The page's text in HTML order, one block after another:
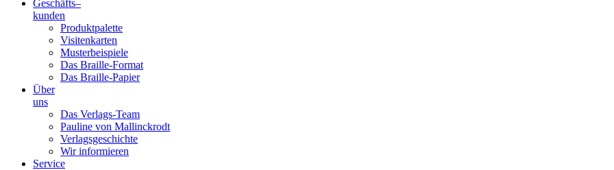
Geschäfts­–
kunden
Produktpalette
Visitenkarten
Musterbeispiele
Das Braille-Format
Das Braille-Papier
Über
uns
Das Verlags-Team
Pauline von Mallinckrodt
Verlagsgeschichte
Wir informieren
Service